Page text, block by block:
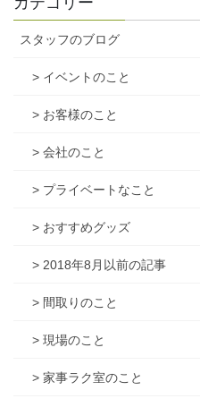
スタッフのブログ
> イベントのこと
> お客様のこと
> 会社のこと
> プライベートなこと
> おすすめグッズ
> 2018年8月以前の記事
> 間取りのこと
> 現場のこと
> 家事ラク室のこと